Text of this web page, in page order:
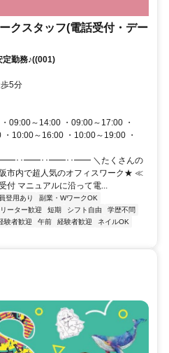
クスタッフ(電話受付・デー
勤務♪((001)
5分
09:00～14:00 ・09:00～17:00 ・
10:00～16:00 ・10:00～19:00 ・
･･━━･･━━･･━━ ＼たくさんの
市内で超人気のオフィスワーク★ ≪
マニュアルに沿って電...
登用あり
副業・WワークOK
ーター歓迎 短期 シフト自由
学歴不問
験者歓迎 午前 経験者歓迎
ネイルOK